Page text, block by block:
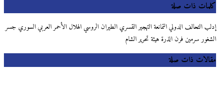
كلمات ذات صلة
إدلب التحالف الدولي التمانعة التهجير القسري الطيران الروسي الهلال الأحمر العربي السوري جسر
الشغور سرمين فرن الذرة هيئة تحرير الشام
مقالات ذات صلة